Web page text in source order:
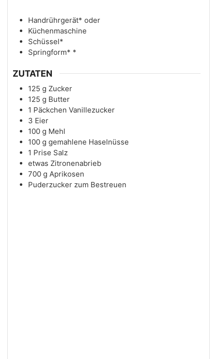
Handrührgerät* oder
Küchenmaschine
Schüssel*
Springform* *
ZUTATEN
125 g Zucker
125 g Butter
1 Päckchen Vanillezucker
3 Eier
100 g Mehl
100 g gemahlene Haselnüsse
1 Prise Salz
etwas Zitronenabrieb
700 g Aprikosen
Puderzucker zum Bestreuen